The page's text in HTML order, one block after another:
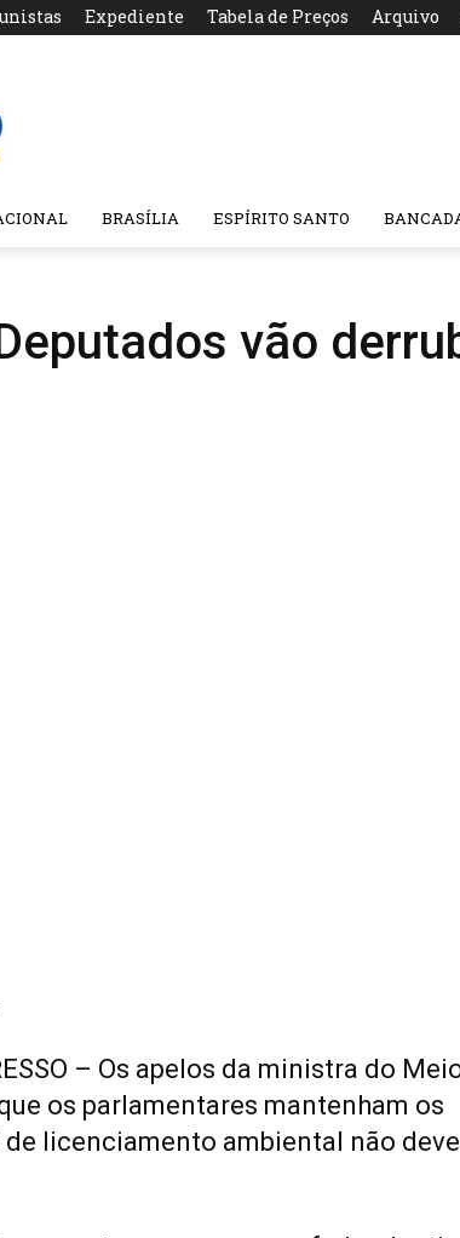
Expediente Tabela de Preços Arquivo
BRASÍLIA ESPÍRITO SANTO
vão
– Os apelos da ministra do
os parlamentares mantenham os
licenciamento ambiental não